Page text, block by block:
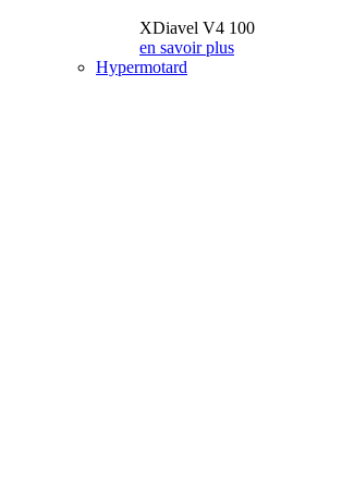
XDiavel V4 100
en savoir plus
Hypermotard